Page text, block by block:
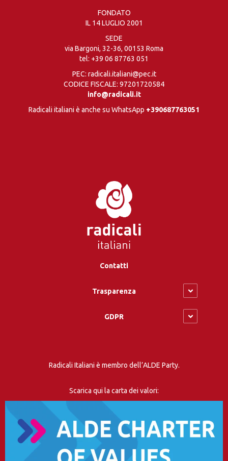
FONDATO
IL 14 LUGLIO 2001
SEDE
via Bargoni, 32-36, 00153 Roma
tel: +39 06 87763 051
PEC: radicali.italiani@pec.it
CODICE FISCALE: 97201720584
info@radicali.it
Radicali italiani è anche su WhatsApp +390687763051
Contatti
Trasparenza
GDPR
Radicali Italiani è membro dell’ALDE Party.
Scarica qui la carta dei valori: